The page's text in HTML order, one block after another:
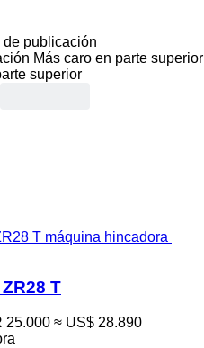
de publicación
Más caro en parte superior
superior
T
25.000 ≈ US$ 28.890